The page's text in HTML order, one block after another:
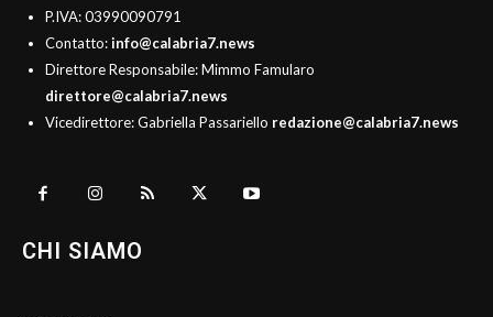
P.IVA: 03990090791
Contatto:info@calabria7.news
Direttore Responsabile: Mimmo Famularo
direttore@calabria7.news
Vicedirettore: Gabriella Passariello redazione@calabria7.news
CHI SIAMO